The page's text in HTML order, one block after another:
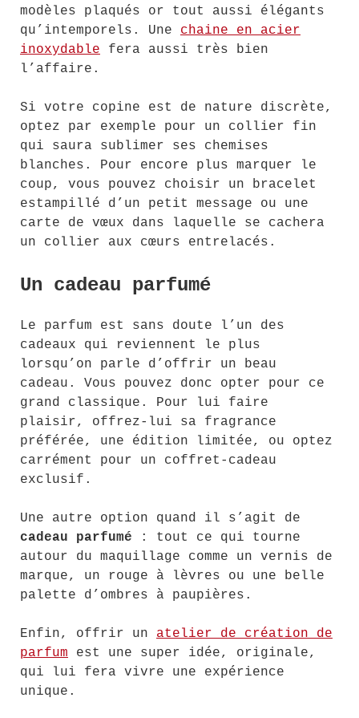
modèles plaqués or tout aussi élégants
qu’intemporels. Une chaine en acier
inoxydable fera aussi très bien
l’affaire.
Si votre copine est de nature discrète,
optez par exemple pour un collier fin
qui saura sublimer ses chemises
blanches. Pour encore plus marquer le
coup, vous pouvez choisir un bracelet
estampillé d’un petit message ou une
carte de vœux dans laquelle se cachera
un collier aux cœurs entrelacés.
Un cadeau parfumé
Le parfum est sans doute l’un des
cadeaux qui reviennent le plus
lorsqu’on parle d’offrir un beau
cadeau. Vous pouvez donc opter pour ce
grand classique. Pour lui faire
plaisir, offrez-lui sa fragrance
préférée, une édition limitée, ou optez
carrément pour un coffret-cadeau
exclusif.
Une autre option quand il s’agit de
cadeau parfumé : tout ce qui tourne
autour du maquillage comme un vernis de
marque, un rouge à lèvres ou une belle
palette d’ombres à paupières.
Enfin, offrir un atelier de création de
parfum est une super idée, originale,
qui lui fera vivre une expérience
unique.